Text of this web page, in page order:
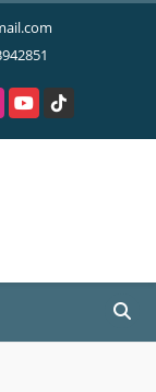
YouTubeTikTok